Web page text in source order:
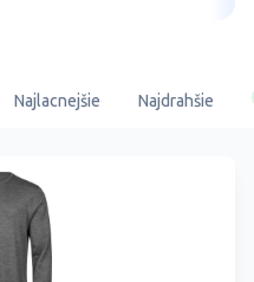
Najlacnejšie Najdrahšie